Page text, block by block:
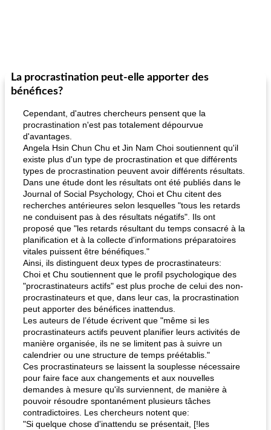
La procrastination peut-elle apporter des
bénéfices?
Cependant, d'autres chercheurs pensent que la
procrastination n'est pas totalement dépourvue
d'avantages.
Angela Hsin Chun Chu et Jin Nam Choi soutiennent qu'il
existe plus d'un type de procrastination et que différents
types de procrastination peuvent avoir différents résultats.
Dans une étude dont les résultats ont été publiés dans le
Journal of Social Psychology, Choi et Chu citent des
recherches antérieures selon lesquelles "tous les retards
ne conduisent pas à des résultats négatifs". Ils ont
proposé que "les retards résultant du temps consacré à la
planification et à la collecte d'informations préparatoires
vitales puissent être bénéfiques."
Ainsi, ils distinguent deux types de procrastinateurs:
Choi et Chu soutiennent que le profil psychologique des
"procrastinateurs actifs" est plus proche de celui des non-
procrastinateurs et que, dans leur cas, la procrastination
peut apporter des bénéfices inattendus.
Les auteurs de l’étude écrivent que "même si les
procrastinateurs actifs peuvent planifier leurs activités de
manière organisée, ils ne se limitent pas à suivre un
calendrier ou une structure de temps préétablis."
Ces procrastinateurs se laissent la souplesse nécessaire
pour faire face aux changements et aux nouvelles
demandes à mesure qu'ils surviennent, de manière à
pouvoir résoudre spontanément plusieurs tâches
contradictoires. Les chercheurs notent que:
"Si quelque chose d'inattendu se présentait, [!les